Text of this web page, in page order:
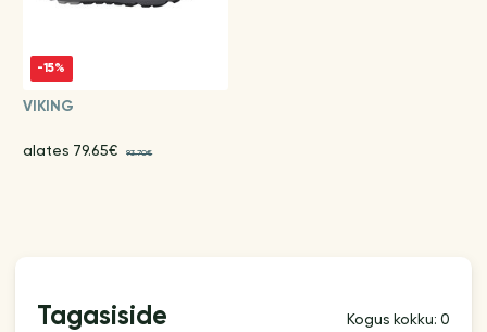
-15%
VIKING
alates 79.65€ 93.70€
Tagasiside Kogus kokku: 0